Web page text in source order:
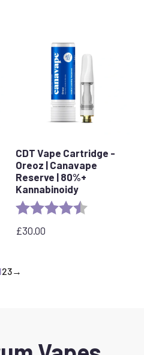
stars
CDT Vape Cartridge -
Oreoz | Canavape
Reserve | 80%+
Kannabinoidy
Ocena:
£30.00
23→